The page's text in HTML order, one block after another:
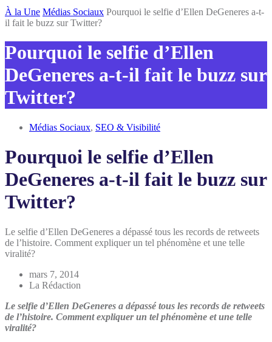
À la Une Médias Sociaux Pourquoi le selfie d’Ellen DeGeneres a-t-
il fait le buzz sur Twitter?
Pourquoi le selfie d’Ellen
DeGeneres a-t-il fait le buzz sur
Twitter?
Médias Sociaux, SEO & Visibilité
Pourquoi le selfie d’Ellen
DeGeneres a-t-il fait le buzz sur
Twitter?
Le selfie d’Ellen DeGeneres a dépassé tous les records de retweets
de l’histoire. Comment expliquer un tel phénomène et une telle
viralité?
mars 7, 2014
La Rédaction
Le selfie d’Ellen DeGeneres a dépassé tous les records de retweets
de l’histoire. Comment expliquer un tel phénomène et une telle
viralité?